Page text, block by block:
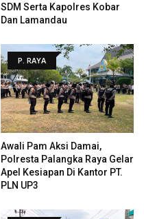
SDM Serta Kapolres Kobar
Dan Lamandau
P. RAYA
Awali Pam Aksi Damai,
Polresta Palangka Raya Gelar
Apel Kesiapan Di Kantor PT.
PLN UP3